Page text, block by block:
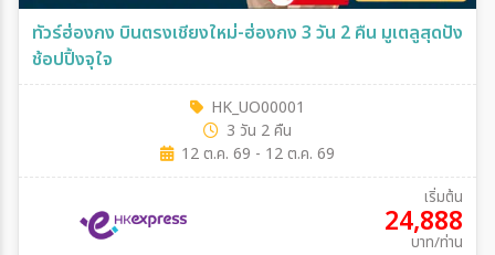
ทัวร์ฮ่องกง บินตรงเชียงใหม่-ฮ่องกง 3 วัน 2 คืน มูเตลูสุดปัง
ช้อปปิ้งจุใจ
HK_UO00001
3 วัน 2 คืน
12 ต.ค. 69 - 12 ต.ค. 69
เริ่มต้น
24,888
บาท/ท่าน